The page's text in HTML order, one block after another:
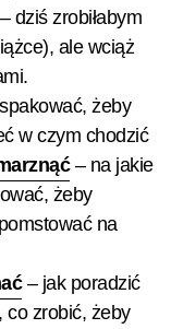
– dziś zrobiłabym
ale wciąż
żeby
w czym chodzić
– na jakie
żeby
na
– jak poradzić
co zrobić, żeby